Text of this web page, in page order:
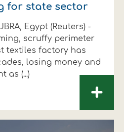
for state sector
Egypt (Reuters) -
scruffy perimeter
textiles factory has
losing money and
as (...)
+